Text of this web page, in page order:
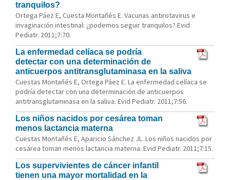
tranquilos?
Ortega Páez E, Cuesta Montañés E. Vacunas antirotavirus e
invaginación intestinal: ¿podemos seguir tranquilos? Evid
Pediatr. 2011;7:70.
La enfermedad celíaca se podría
detectar con una determinación de
anticuerpos antitransglutaminasa en la saliva
Cuestas Montañés E, Ortega Páez E. La enfermedad celíaca se
podría detectar con una determinación de anticuerpos
antitransglutaminasa en la saliva. Evid Pediatr. 2011;7:56.
Los niños nacidos por cesárea toman
menos lactancia materna
Cuestas Montañés E, Aparicio Sánchez JL. Los niños nacidos por
cesárea toman menos lactancia materna. Evid Pediatr. 2011;7:15.
Los supervivientes de cáncer infantil
tienen una mayor mortalidad en la